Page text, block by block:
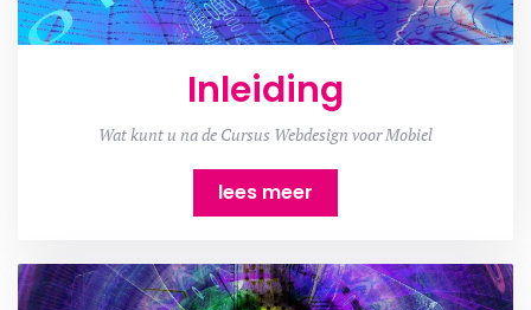
Inleiding
Wat kunt u na de Cursus Webdesign voor Mobiel
lees meer